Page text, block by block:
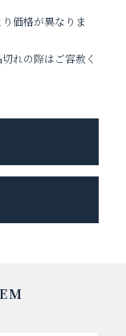
価格が異なりま
れの際はご容赦く